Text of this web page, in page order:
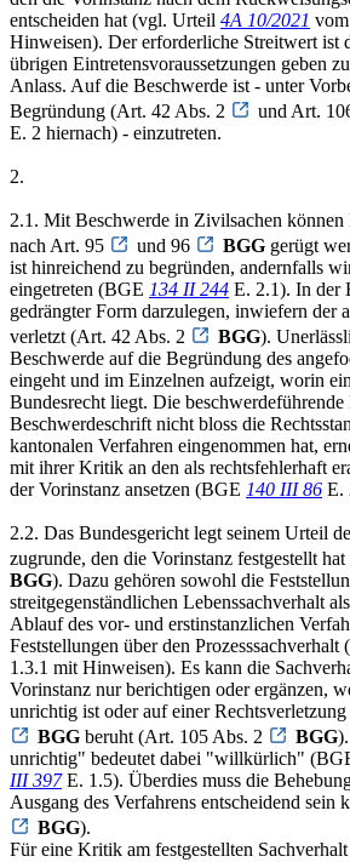
entscheiden hat (vgl. Urteil 4A 10/2021
Hinweisen). Der erforderliche Streitwert ist
übrigen Eintretensvoraussetzungen geben
Anlass. Auf die Beschwerde ist - unter
Begründung (Art. 42 Abs. 2
und Art.
E. 2 hiernach) - einzutreten.
2.
2.1. Mit Beschwerde in Zivilsachen können
nach Art. 95
und 96 BGG gerügt
ist hinreichend zu begründen, andernfalls
eingetreten (BGE 134 II 244 E. 2.1). In der
gedrängter Form darzulegen, inwiefern der
verletzt (Art. 42 Abs. 2
BGG).
Beschwerde auf die Begründung des
eingeht und im Einzelnen aufzeigt, worin
Bundesrecht liegt. Die
Beschwerdeschrift nicht bloss die
kantonalen Verfahren eingenommen hat,
mit ihrer Kritik an den als rechtsfehlerhaft
der Vorinstanz ansetzen (BGE 140 III 86 E.
2.2. Das Bundesgericht legt seinem Urteil
zugrunde, den die Vorinstanz festgestellt
BGG). Dazu gehören sowohl die
streitgegenständlichen Lebenssachverhalt
Ablauf des vor- und erstinstanzlichen
Feststellungen über den Prozesssachverhalt
1.3.1 mit Hinweisen). Es kann die
Vorinstanz nur berichtigen oder ergänzen,
unrichtig ist oder auf einer
BGG beruht (Art. 105 Abs. 2 BGG
unrichtig" bedeutet dabei "willkürlich"
III 397E. 1.5). Überdies muss die
Ausgang des Verfahrens entscheidend sein
BGG).
Für eine Kritik am festgestellten